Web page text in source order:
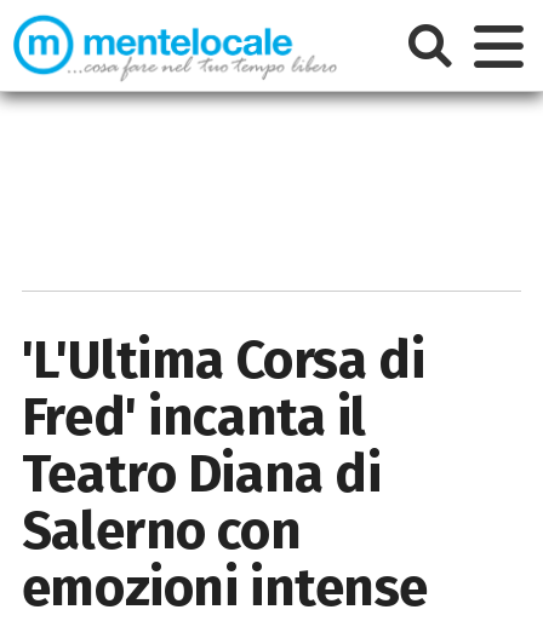
'L'Ultima Corsa di
Fred' incanta il
Teatro Diana di
Salerno con
emozioni intense